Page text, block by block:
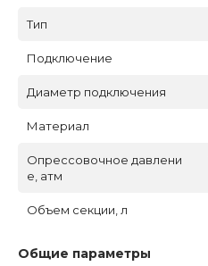
Тип
Подключение
Диаметр подключения
Материал
Опрессовочное давлени
е, атм
Объем секции, л
Общие параметры